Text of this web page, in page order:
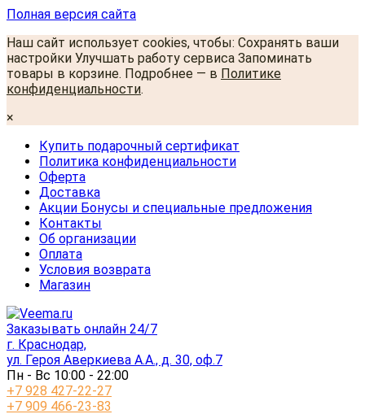
Полная версия сайта
Наш сайт использует cookies, чтобы: Сохранять ваши
настройки Улучшать работу сервиса Запоминать
товары в корзине. Подробнее — в Политике
конфиденциальности.
×
Купить подарочный сертификат
Политика конфиденциальности
Оферта
Доставка
Акции Бонусы и специальные предложения
Контакты
Об организации
Оплата
Условия возврата
Магазин
Заказывать онлайн 24/7
г. Краснодар,
ул. Героя Аверкиева А.А., д. 30, оф.7
Пн - Вс 10:00 - 22:00
+7 928 427-22-27
+7 909 466-23-83